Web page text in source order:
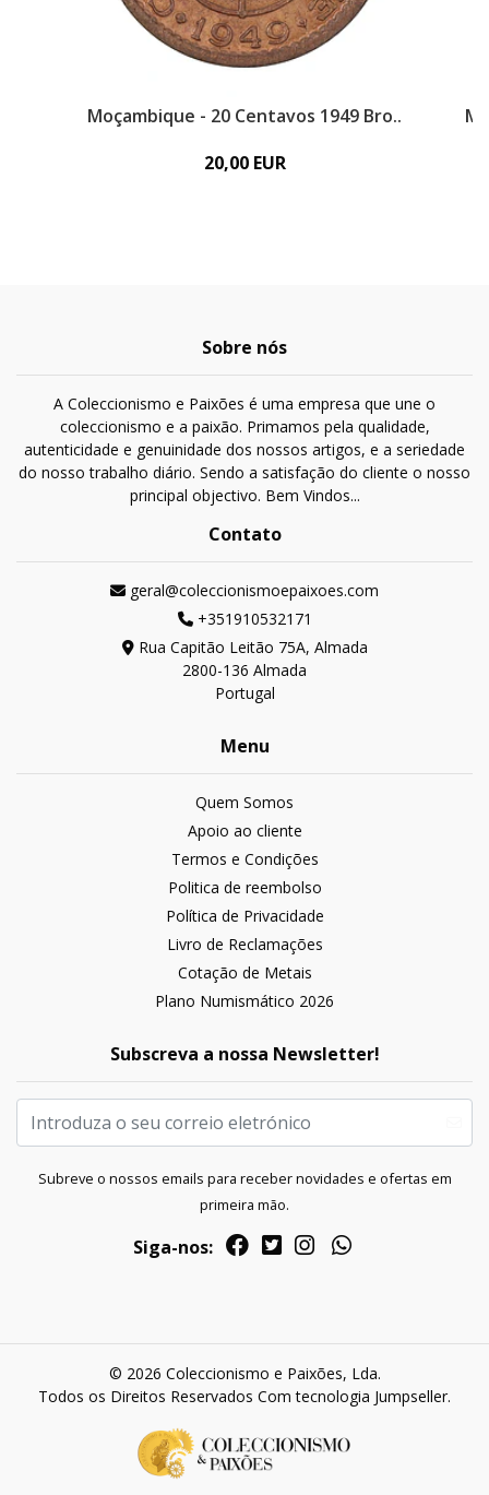
Moçambique - 20 Centavos 1949 Bro..
20,00 EUR
Sobre nós
A Coleccionismo e Paixões é uma empresa que une o
coleccionismo e a paixão. Primamos pela qualidade,
autenticidade e genuinidade dos nossos artigos, e a seriedade
do nosso trabalho diário. Sendo a satisfação do cliente o nosso
principal objectivo. Bem Vindos...
Contato
geral@coleccionismoepaixoes.com
+351910532171
Rua Capitão Leitão 75A, Almada
2800-136 Almada
Portugal
Menu
Quem Somos
Apoio ao cliente
Termos e Condições
Politica de reembolso
Política de Privacidade
Livro de Reclamações
Cotação de Metais
Plano Numismático 2026
Subscreva a nossa Newsletter!
Subreve o nossos emails para receber novidades e ofertas em
primeira mão.
Siga-nos:
© 2026 Coleccionismo e Paixões, Lda.
Todos os Direitos Reservados Com tecnologia Jumpseller.